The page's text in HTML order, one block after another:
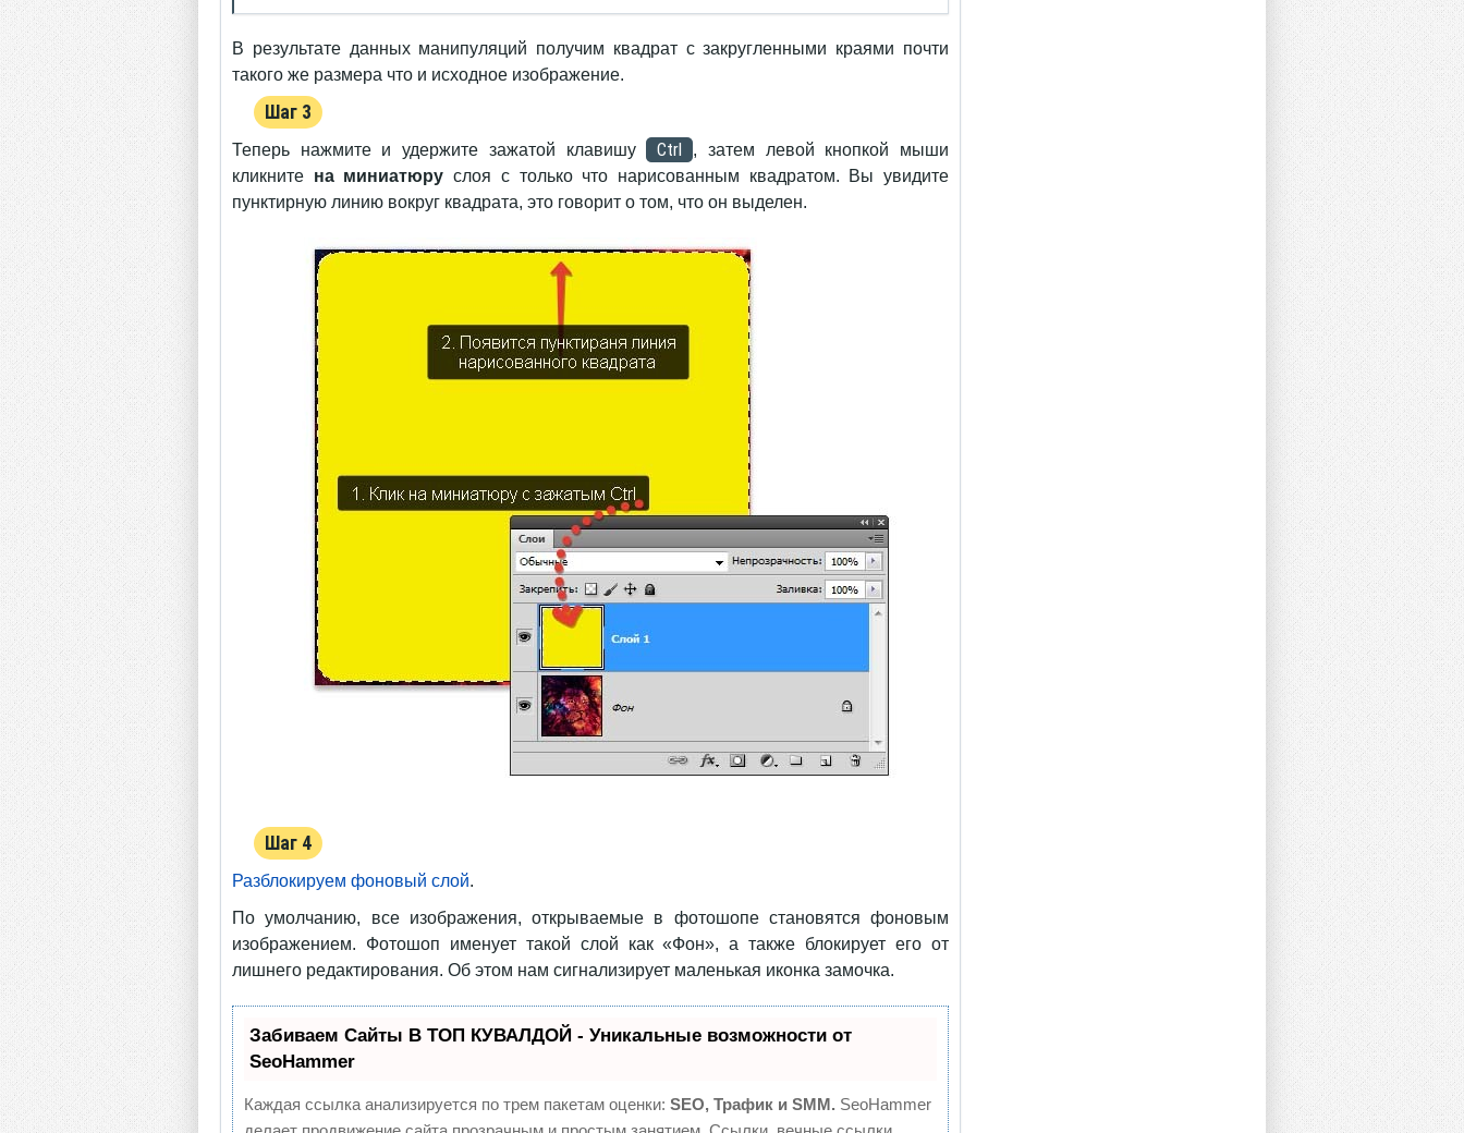
В результате данных манипуляций получим квадрат с закругленными краями почти
такого же размера что и исходное изображение.
Шаг 3
Теперь нажмите и удержите зажатой клавишу Ctrl
, затем левой кнопкой мыши
кликните на миниатюру слоя с только что нарисованным квадратом. Вы увидите
пунктирную линию вокруг квадрата, это говорит о том, что он выделен.
Шаг 4
Разблокируем фоновый слой.
По умолчанию, все изображения, открываемые в фотошопе становятся фоновым
изображением. Фотошоп именует такой слой как «Фон», а также блокирует его от
лишнего редактирования. Об этом нам сигнализирует маленькая иконка замочка.
Забиваем Сайты В ТОП КУВАЛДОЙ - Уникальные возможности от
SeoHammer
Каждая ссылка анализируется по трем пакетам оценки: SEO, Трафик и SMM. SeoHammer